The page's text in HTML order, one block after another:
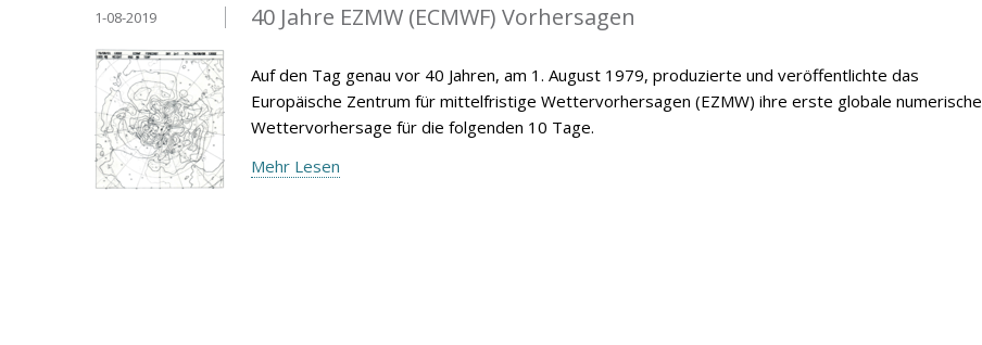
40 Jahre EZMW (ECMWF) Vorhersagen
1-08-2019
Auf den Tag genau vor 40 Jahren, am 1. August 1979, produzierte und veröffentlichte das
Europäische Zentrum für mittelfristige Wettervorhersagen (EZMW) ihre erste globale numerische
Wettervorhersage für die folgenden 10 Tage.
Mehr Lesen